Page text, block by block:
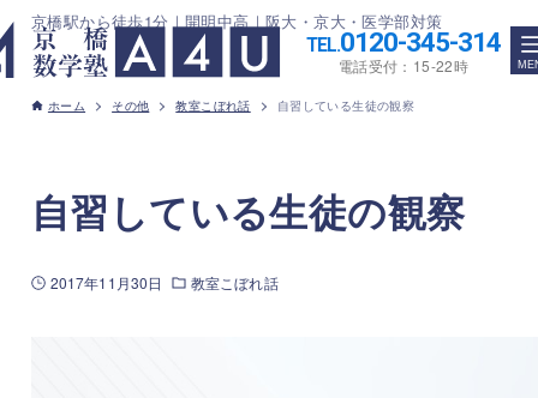
京橋駅から徒歩1分｜開明中高｜阪大・京大・医学部対策
TEL.0120-345-314
電話受付：15-22時
ホーム その他 教室こぼれ話 自習している生徒の観察
自習している生徒の観察
2017年11月30日 教室こぼれ話